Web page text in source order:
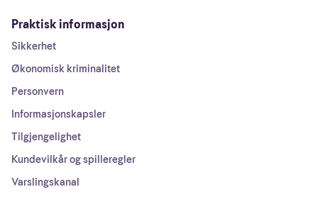
Praktisk informasjon
Sikkerhet
Økonomisk kriminalitet
Personvern
Informasjonskapsler
Tilgjengelighet
Kundevilkår og spilleregler
Varslingskanal